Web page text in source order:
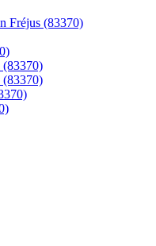
Fréjus (83370)
(83370)
(83370)